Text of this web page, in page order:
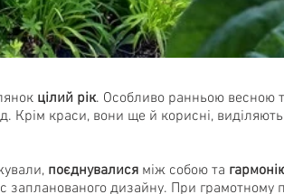
цілий рік. Особливо ранньою весною
краси, вони ще й корисні, виділяють
поєднувалися між собою та
запланованого дизайну. При грамотному